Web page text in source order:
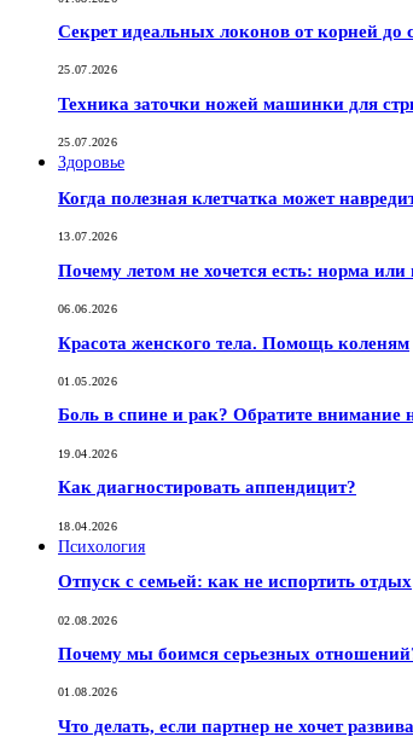
Секрет идеальных локонов от корней
25.07.2026
Техника заточки ножей машинки для
25.07.2026
Здоровье
Когда полезная клетчатка может
13.07.2026
Почему летом не хочется есть: норма или
06.06.2026
Красота женского тела. Помощь коленям
01.05.2026
Боль в спине и рак? Обратите внимание
19.04.2026
Как диагностировать аппендицит?
18.04.2026
Психология
Отпуск с семьей: как не испортить отдых
02.08.2026
Почему мы боимся серьезных
01.08.2026
Что делать, если партнер не хочет